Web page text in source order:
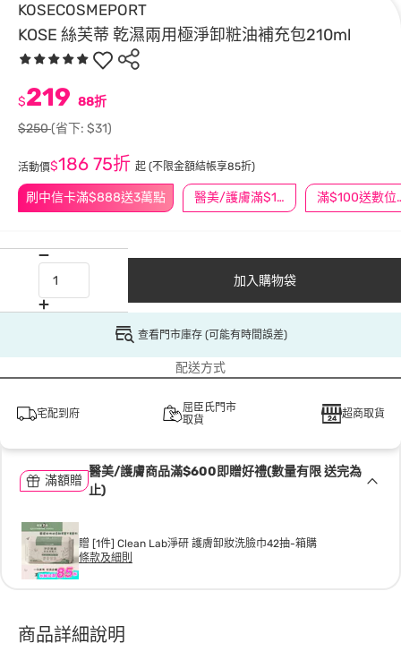
KOSECOSMEPORT
KOSE 絲芙蒂 乾濕兩用極淨卸粧油補充包210ml
刷中信卡滿$888送3萬點 醫美/護膚滿$1200送$200 滿
$219 88折
$250(省下: $31)
活動價$186 75折 起 (不限金額結帳享85折)
加入購物袋
查看門市庫存 (可能有時間誤差)
配送方式
宅配到府
屈臣氏門市
取貨
超商取貨
滿額贈
醫美/護膚商品滿$600即贈好禮(數量有限 送完為
止)
贈 [1件] Clean Lab淨研 護膚卸妝洗臉巾42抽-箱購
條款及細則
商品詳細說明